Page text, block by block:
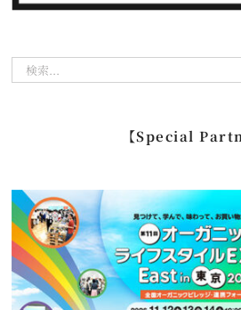
【Special